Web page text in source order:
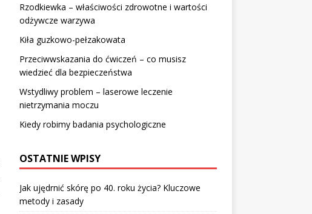
Rzodkiewka – właściwości zdrowotne i wartości
odżywcze warzywa
Kiła guzkowo-pełzakowata
Przeciwwskazania do ćwiczeń – co musisz
wiedzieć dla bezpieczeństwa
Wstydliwy problem – laserowe leczenie
nietrzymania moczu
Kiedy robimy badania psychologiczne
OSTATNIE WPISY
Jak ujędrnić skórę po 40. roku życia? Kluczowe
metody i zasady